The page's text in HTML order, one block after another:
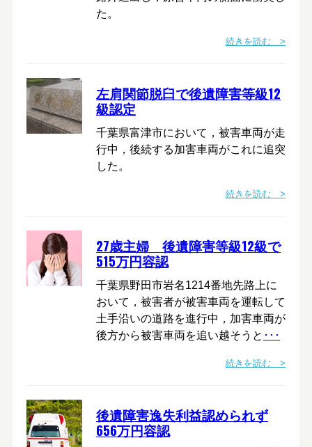
た。
続きを読む >
左肩関節脱臼で後遺障害等級12
級認定
千葉県富津市において，被害車両が走
行中，後続する加害車両がこれに追突
した。
続きを読む >
27歳主婦 後遺障害等級12級で
515万円容認
千葉県野田市岩名1214番地先路上に
おいて，被害者が被害車両を運転して
土手沿いの道路を進行中，加害車両が
後方から被害車両を追い越そうと ･･･
続きを読む >
後遺障害逸失利益認められず
656万円容認